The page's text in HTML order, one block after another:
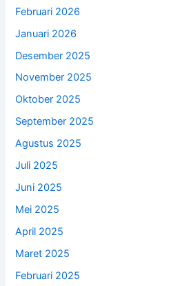
Februari 2026
Januari 2026
Desember 2025
November 2025
Oktober 2025
September 2025
Agustus 2025
Juli 2025
Juni 2025
Mei 2025
April 2025
Maret 2025
Februari 2025